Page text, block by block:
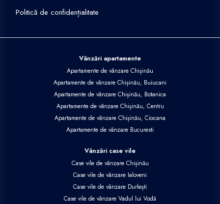
Politică de confidențialitate
Vânzări apartamente
Apartamente de vânzare Chișinău
Apartamente de vânzare Chișinău, Buiucani
Apartamente de vânzare Chișinău, Botanica
Apartamente de vânzare Chișinău, Centru
Apartamente de vânzare Chișinău, Ciocana
Apartamente de vânzare Bucuresti
Vânzări case vile
Case vile de vânzare Chișinău
Case vile de vânzare Ialoveni
Case vile de vânzare Durlești
Case vile de vânzare Vadul lui Vodă